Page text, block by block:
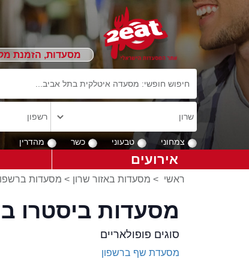
מסעדות, הזמנת
צמחוני טבעוני כשר מהדרין
אירועים
ראשי > מסעדות באזור שרון > מסעדות
מסעדות ביסטרו
סוגים פופולאריים
מסעדת שף ברשפון